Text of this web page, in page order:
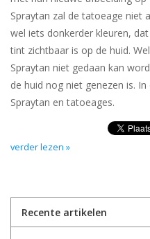
Spraytan zal de tatoeage niet
wel iets donkerder kleuren,
tint zichtbaar is op de huid.
Spraytan niet gedaan kan
de huid nog niet genezen is.
Spraytan en tatoeages.
verder lezen »
Recente artikelen